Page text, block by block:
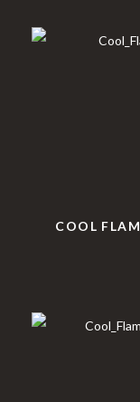
COOL